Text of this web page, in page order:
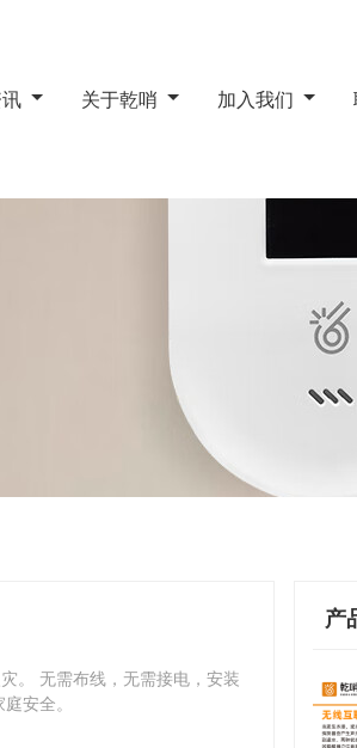
关于乾哨 加入我们
。 无需布线，无需接电，安装
安全。
产